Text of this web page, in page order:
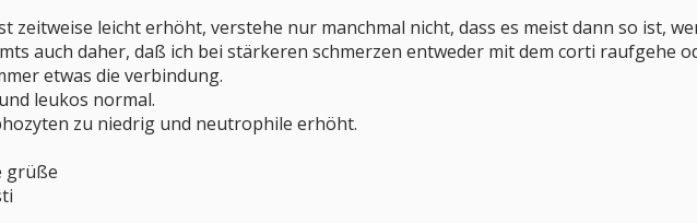
zeitweise leicht erhöht, verstehe nur manchmal nicht, dass es meist dann so ist,
auch daher, daß ich bei stärkeren schmerzen entweder mit dem corti raufgehe
etwas die verbindung.
leukos normal.
zu niedrig und neutrophile erhöht.
grüße